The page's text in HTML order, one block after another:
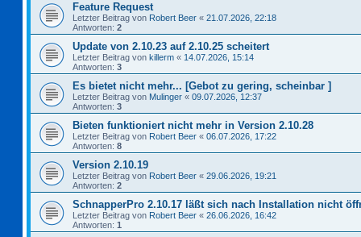
Feature Request
Letzter Beitrag von Robert Beer « 21.07.2026, 22:18
Antworten: 2
Update von 2.10.23 auf 2.10.25 scheitert
Letzter Beitrag von killerm « 14.07.2026, 15:14
Antworten: 3
Es bietet nicht mehr... [Gebot zu gering, scheinbar ]
Letzter Beitrag von Mulinger « 09.07.2026, 12:37
Antworten: 3
Bieten funktioniert nicht mehr in Version 2.10.28
Letzter Beitrag von Robert Beer « 06.07.2026, 17:22
Antworten: 8
Version 2.10.19
Letzter Beitrag von Robert Beer « 29.06.2026, 19:21
Antworten: 2
SchnapperPro 2.10.17 läßt sich nach Installation nicht
Letzter Beitrag von Robert Beer « 26.06.2026, 16:42
Antworten: 1